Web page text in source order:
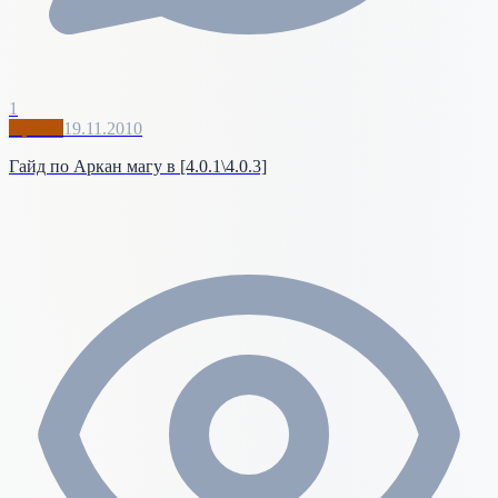
1
19.11.2010
Гайд по Аркан магу в [4.0.1\4.0.3]